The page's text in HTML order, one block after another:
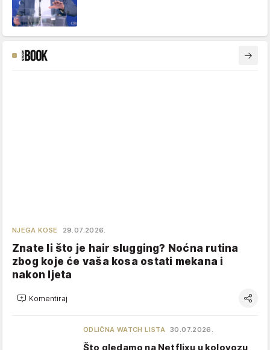
NJEGA KOSE 29.07.2026.
Znate li što je hair slugging? Noćna rutina
zbog koje će vaša kosa ostati mekana i
nakon ljeta
Komentiraj
ODLIČNA WATCH LISTA 30.07.2026.
Što gledamo na Netflixu u kolovozu